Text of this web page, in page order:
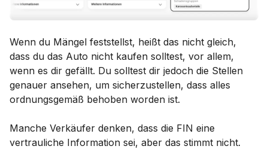
Wenn du Mängel feststellst, heißt das nicht gleich,
dass du das Auto nicht kaufen solltest, vor allem,
wenn es dir gefällt. Du solltest dir jedoch die Stellen
genauer ansehen, um sicherzustellen, dass alles
ordnungsgemäß behoben worden ist.
Manche Verkäufer denken, dass die FIN eine
vertrauliche Information sei, aber das stimmt nicht.